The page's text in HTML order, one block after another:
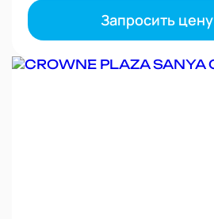
Запросить цену